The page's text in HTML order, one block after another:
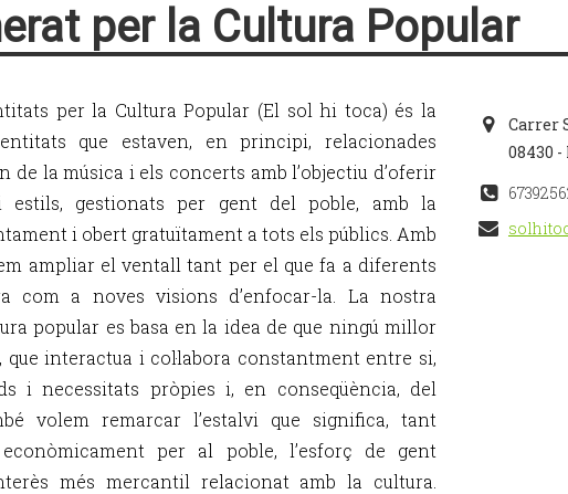
per la Cultura Popular
per la Cultura Popular (El sol hi toca) és la
que estaven, en principi, relacionades
de la música i els concerts amb l’objectiu d’oferir
estils, gestionats per gent del poble, amb la
i obert gratuïtament a tots els públics. Amb
ampliar el ventall tant per el que fa a diferents
com a noves visions d’enfocar-la. La nostra
popular es basa en la idea de que ningú millor
que interactua i col·labora constantment entre si,
i necessitats pròpies i, en conseqüència, del
volem remarcar l’estalvi que significa, tant
per al poble, l’esforç de gent
més mercantil relacionat amb la cultura.
Carrer
08430